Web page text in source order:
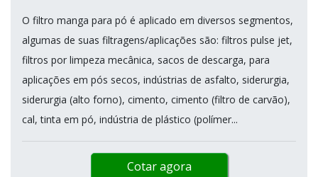
O filtro manga para pó é aplicado em diversos segmentos,
algumas de suas filtragens/aplicações são: filtros pulse jet,
filtros por limpeza mecânica, sacos de descarga, para
aplicações em pós secos, indústrias de asfalto, siderurgia,
siderurgia (alto forno), cimento, cimento (filtro de carvão),
cal, tinta em pó, indústria de plástico (polímer...
Cotar agora